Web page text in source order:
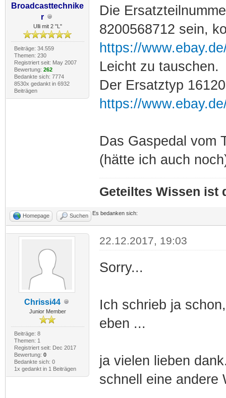
Broadcasttechnike
r
Ulli mit 2 "L"
Beiträge: 34.559
Themen: 230
Registriert seit: May 2007
Bewertung: 262
Bedankte sich: 7774
8530x gedankt in 6932
Beiträgen
Die
8200568712 sein,
https://
Leicht zu tauschen.
Der Ersatztyp
https://
Das Gaspedal vom
(hätte ich auch
Geteiltes Wissen ist
Homepage Suchen Es bedanken sich:
Chrissi44
Junior Member
Beiträge: 8
Themen: 1
Registriert seit: Dec 2017
Bewertung: 0
Bedankte sich: 0
1x gedankt in 1 Beiträgen
22.12.2017, 19:03
Sorry...
Ich schrieb ja
eben ...
ja vielen lieben
schnell eine andere